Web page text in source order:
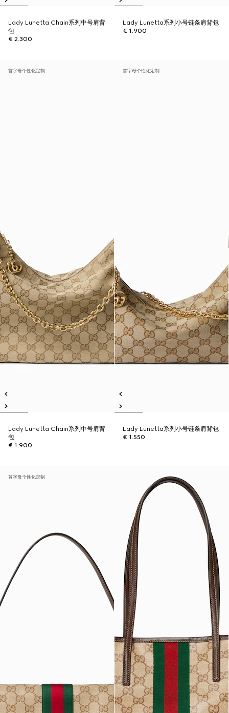
Lady Lunetta Chain系列中号肩背
包
€ 2.300
Lady Lunetta系列小号链条肩背包
€ 1.900
首字母个性化定制
Lady Lunetta Chain系列中号肩背
包
€ 1.900
首字母个性化定制
Lady Lunetta系列小号链条肩背包
€ 1.550
首字母个性化定制